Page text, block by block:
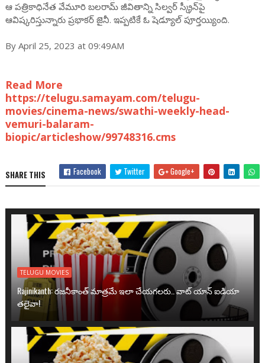
ఆ పత్రికాధినేత వేమూరి బ‌ల‌రామ్ జీవితాన్ని సిల్వ‌ర్ స్క్రీన్‌పై
ఆవిష్క‌రిస్తున్నారు ప్ర‌భాక‌ర్ జైనీ. ఇప్ప‌టికే ఓ షెడ్యూల్ పూర్త‌య్యింది.
By April 25, 2023 at 09:49AM
Read More
https://telugu.samayam.com/telugu-
movies/cinema-news/swathi-weekly-head-
vemuri-balaram-
biopic/articleshow/99748316.cms
SHARE THIS Facebook Twitter Google+
TELUGU MOVIES
Rajinikanth: రజనీకాంత్ మాత్రమే ఇలా చేయగలరు.. వాట్ యాన్ ఐడియా
తలైవా!